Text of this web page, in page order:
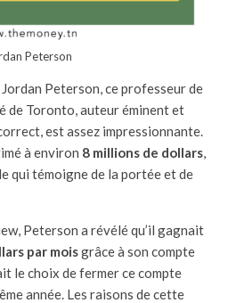
Peterson
Peterson, ce professeur de
de Toronto, auteur éminent et
est assez impressionnante.
à environ 8 millions de dollars
qui témoigne de la portée et de
Peterson a révélé qu’il gagnait
par moisgrâce à son compte
le choix de fermer ce compte
année. Les raisons de cette